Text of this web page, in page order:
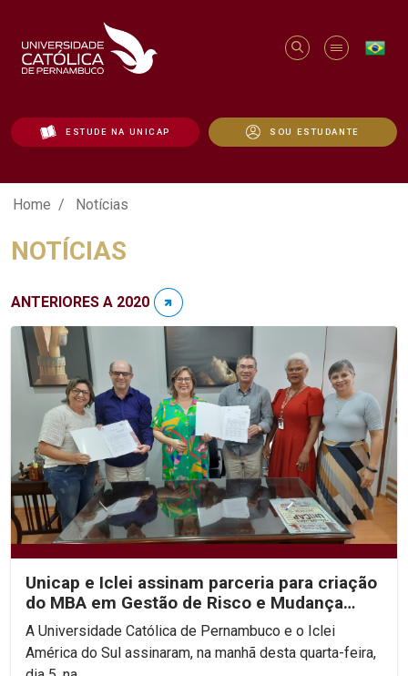
ESTUDE NA UNICAP SOU ESTUDANTE
Notícias - Unicap
Home Notícias
NOTÍCIAS
ANTERIORES A 2020
Unicap e Iclei assinam parceria para criação
do MBA em Gestão de Risco e Mudança
Climática
A Universidade Católica de Pernambuco e o Iclei
América do Sul assinaram, na manhã desta quarta-feira,